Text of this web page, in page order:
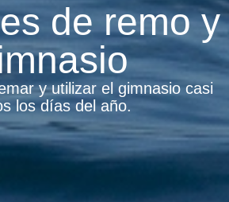
de remo y
y utilizar el gimnasio casi
los días del año.